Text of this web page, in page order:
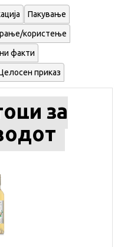
Пакување
користење
факти
приказ
за